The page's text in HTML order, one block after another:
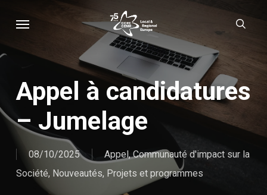
Appel à candidatures
– Jumelage
08/10/2025 Appel,Communauté d'impact sur la
Société, Nouveautés, Projets et programmes